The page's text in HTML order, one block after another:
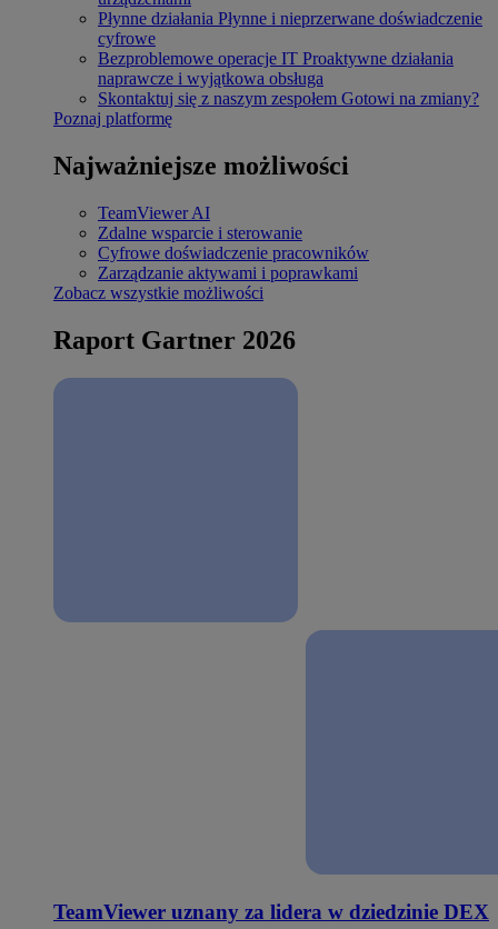
Płynne działania Płynne i nieprzerwane doświadczenie
cyfrowe
Bezproblemowe operacje IT Proaktywne działania
naprawcze i wyjątkowa obsługa
Skontaktuj się z naszym zespołem Gotowi na zmiany?
Poznaj platformę
Najważniejsze możliwości
TeamViewer AI
Zdalne wsparcie i sterowanie
Cyfrowe doświadczenie pracowników
Zarządzanie aktywami i poprawkami
Zobacz wszystkie możliwości
Raport Gartner 2026
TeamViewer uznany za lidera w dziedzinie DEX